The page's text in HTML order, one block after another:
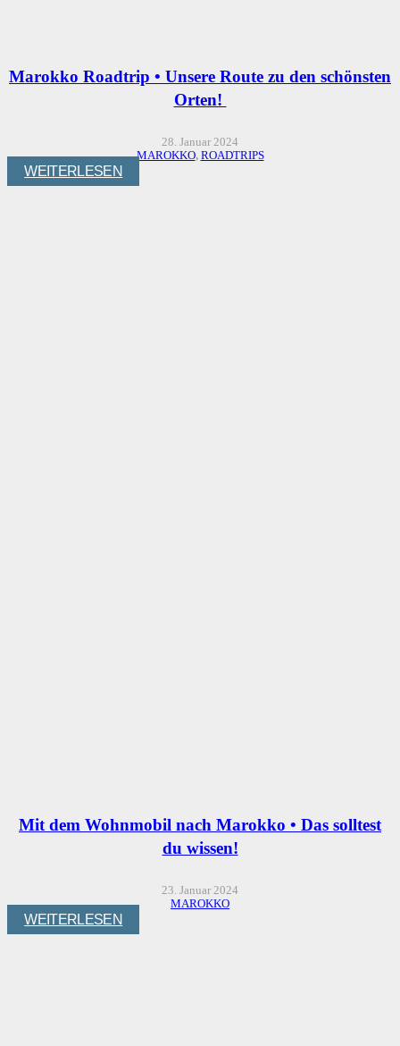
Marokko Roadtrip • Unsere Route zu den schönsten
Orten!
28. Januar 2024
MAROKKO, ROADTRIPS
WEITERLESEN
Mit dem Wohnmobil nach Marokko • Das solltest
du wissen!
23. Januar 2024
MAROKKO
WEITERLESEN